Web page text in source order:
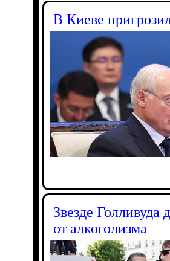
В Киеве
Звезде Голливуда
от алкоголизма